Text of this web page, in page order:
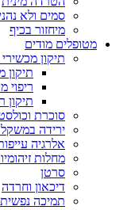
סמים ולא
מיחזור בכיף
מטופלים מודים
תיקון
תיקון
ריפוי
תיקון
סוכרת
ירידה
אלרגיה
מחלות
סרטן
דיכאון וחרדה
תמיכה נפשית